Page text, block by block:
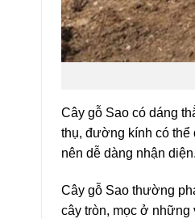
Cây gỗ Sao có dáng
thụ, đường kính có thể
nên dễ dàng nhận
Cây gỗ Sao thường
cây tròn, mọc ở những